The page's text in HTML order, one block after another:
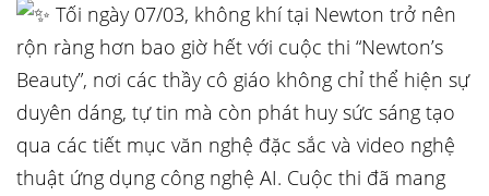
Tối ngày 07/03, không khí tại Newton trở nên
rộn ràng hơn bao giờ hết với cuộc thi “Newton’s
Beauty”, nơi các thầy cô giáo không chỉ thể hiện sự
duyên dáng, tự tin mà còn phát huy sức sáng tạo
qua các tiết mục văn nghệ đặc sắc và video nghệ
thuật ứng dụng công nghệ AI. Cuộc thi đã mang